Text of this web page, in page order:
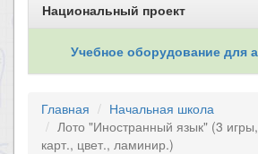
Национальный проект
Учебное оборудование для
Главная
Начальная школа
Лото "Иностранный язык" (3
карт., цвет., ламинир.)